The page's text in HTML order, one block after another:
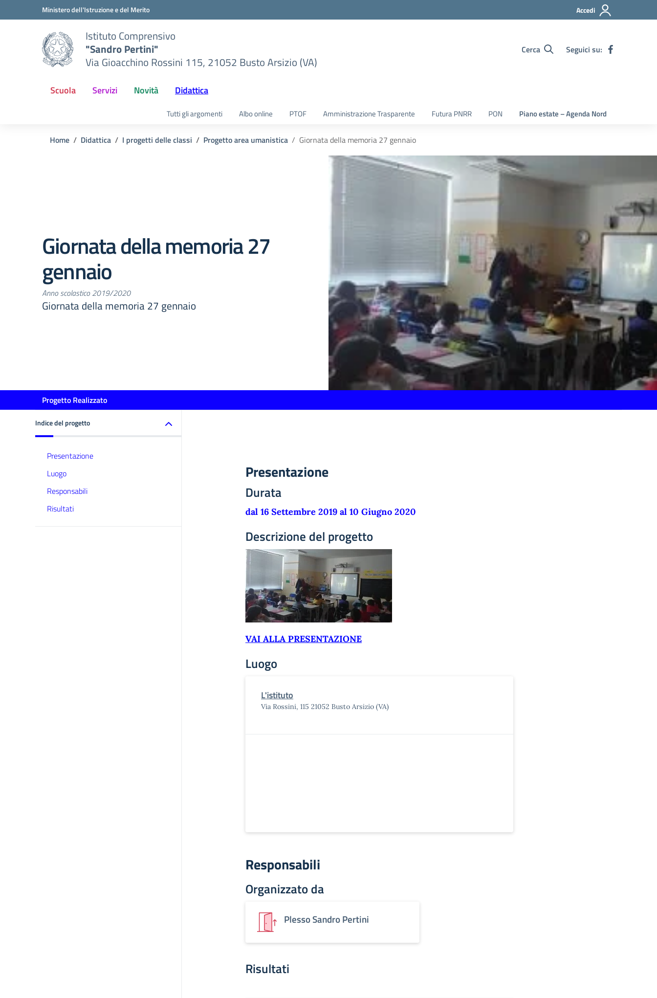
Vai ai contenuti
Vai al menu di navigazioneMinistero dell'Istruzione e del Merito Accedi
Istituto Comprensivo
"Sandro Pertini"
Via Gioacchino Rossini 115, 21052 Busto Arsizio (VA)
Cerca Seguici su:
Scuola Servizi Novità Didattica
Tutti gli argomenti Albo online PTOF Amministrazione Trasparente Futura PNRR PON Piano estate – Agenda Nord
Home Didattica I progetti delle classi Progetto area umanistica Giornata della memoria 27 gennaio
Giornata della memoria 27
gennaio
Anno scolastico 2019/2020
Giornata della memoria 27 gennaio
Progetto Realizzato
Indice del progetto
Presentazione
Luogo
Responsabili
Risultati
Presentazione
Durata
dal 16 Settembre 2019 al 10 Giugno 2020
Descrizione del progetto
VAI ALLA PRESENTAZIONE
Luogo
L'istituto
Via Rossini, 115 21052 Busto Arsizio (VA)
Responsabili
Organizzato da
Plesso Sandro Pertini
Risultati